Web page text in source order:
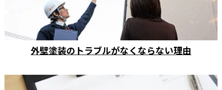
外壁塗装のトラブルがなくならない理由